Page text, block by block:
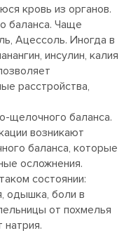
кровь из органов.
баланса. Чаще
Ацессоль. Иногда в
инсулин, калия
расстройства,
щелочного баланса.
возникают
баланса, которые
осложнения.
состоянии:
одышка, боли в
от похмелья
натрия.